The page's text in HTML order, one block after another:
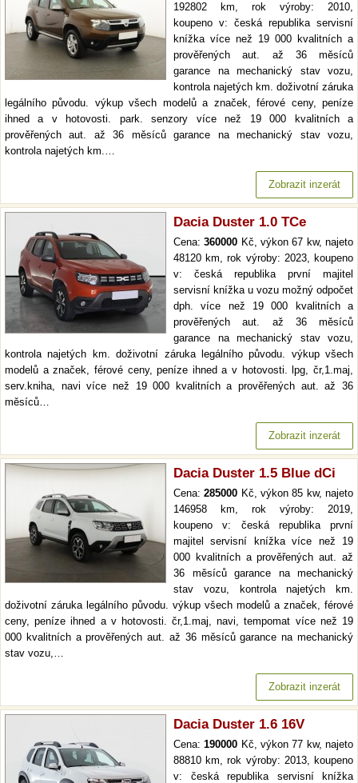
192802 km, rok výroby: 2010,
koupeno v: česká republika servisní
knížka více než 19 000 kvalitních a
prověřených aut. až 36 měsíců
garance na mechanický stav vozu,
kontrola najetých km. doživotní záruka
legálního původu. výkup všech modelů a značek, férové ceny, peníze
ihned a v hotovosti. park. senzory více než 19 000 kvalitních a
prověřených aut. až 36 měsíců garance na mechanický stav vozu,
kontrola najetých km.…
Zobrazit inzerát
Dacia Duster 1.0 TCe
Cena:360000 Kč, výkon 67 kw, najeto
48120 km, rok výroby: 2023, koupeno
v: česká republika první majitel
servisní knížka u vozu možný odpočet
dph. více než 19 000 kvalitních a
prověřených aut. až 36 měsíců
garance na mechanický stav vozu,
kontrola najetých km. doživotní záruka legálního původu. výkup všech
modelů a značek, férové ceny, peníze ihned a v hotovosti. lpg, čr,1.maj,
serv.kniha, navi více než 19 000 kvalitních a prověřených aut. až 36
měsíců…
Zobrazit inzerát
Dacia Duster 1.5 Blue dCi
Cena:285000 Kč, výkon 85 kw, najeto
146958 km, rok výroby: 2019,
koupeno v: česká republika první
majitel servisní knížka více než 19
000 kvalitních a prověřených aut. až
36 měsíců garance na mechanický
stav vozu, kontrola najetých km.
doživotní záruka legálního původu. výkup všech modelů a značek, férové
ceny, peníze ihned a v hotovosti. čr,1.maj, navi, tempomat více než 19
000 kvalitních a prověřených aut. až 36 měsíců garance na mechanický
stav vozu,…
Zobrazit inzerát
Dacia Duster 1.6 16V
Cena:190000 Kč, výkon 77 kw, najeto
88810 km, rok výroby: 2013, koupeno
v: česká republika servisní knížka